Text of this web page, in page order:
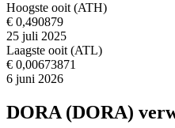
Hoogste ooit (ATH)
€ 0,490879
25 juli 2025
Laagste ooit (ATL)
€ 0,00673871
6 juni 2026
DORA (DORA)